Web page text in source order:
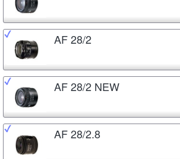
AF 28/2
AF 28/2 NEW
AF 28/2.8